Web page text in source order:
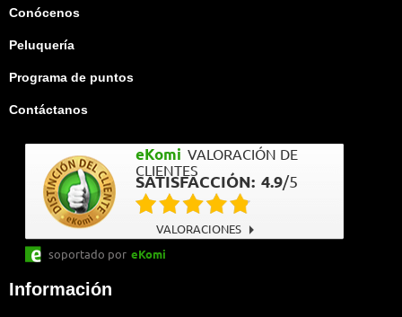
Conócenos
Peluquería
Programa de puntos
Contáctanos
eKomi VALORACIÓN DE
CLIENTES
SATISFACCIÓN: 4.9/5
VALORACIONES
soportado por eKomi
Información